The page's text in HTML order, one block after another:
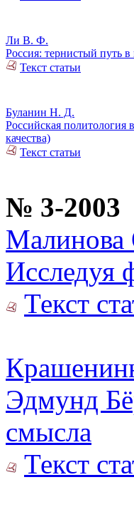
Ли В. Ф.
Россия: тернистый путь
Текст статьи
Буланин Н. Д.
Российская политология
качества)
Текст статьи
№ 3-2003
Исследуя
Текст
Эдмунд
смысла
Текст